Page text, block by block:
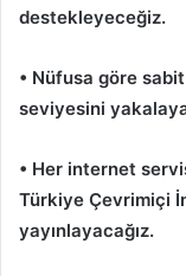
destekleyeceğiz.
• Nüfusa göre
seviyesini
• Her internet
Türkiye Çevrimiçi
yayınlayacağız.